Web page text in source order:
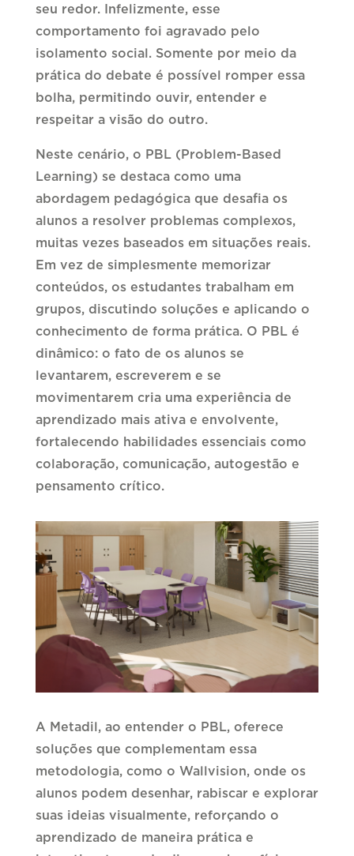
seu redor. Infelizmente, esse
comportamento foi agravado pelo
isolamento social. Somente por meio da
prática do debate é possível romper essa
bolha, permitindo ouvir, entender e
respeitar a visão do outro.
Neste cenário, o PBL (Problem-Based
Learning) se destaca como uma
abordagem pedagógica que desafia os
alunos a resolver problemas complexos,
muitas vezes baseados em situações reais.
Em vez de simplesmente memorizar
conteúdos, os estudantes trabalham em
grupos, discutindo soluções e aplicando o
conhecimento de forma prática. O PBL é
dinâmico: o fato de os alunos se
levantarem, escreverem e se
movimentarem cria uma experiência de
aprendizado mais ativa e envolvente,
fortalecendo habilidades essenciais como
colaboração, comunicação, autogestão e
pensamento crítico.
A Metadil, ao entender o PBL, oferece
soluções que complementam essa
metodologia, como o Wallvision, onde os
alunos podem desenhar, rabiscar e explorar
suas ideias visualmente, reforçando o
aprendizado de maneira prática e